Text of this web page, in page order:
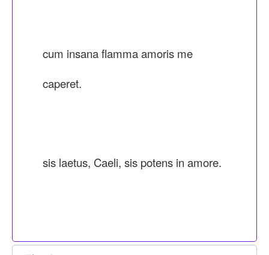
cum insana flamma amoris me
caperet.
sis laetus, Caeli, sis potens in amore.